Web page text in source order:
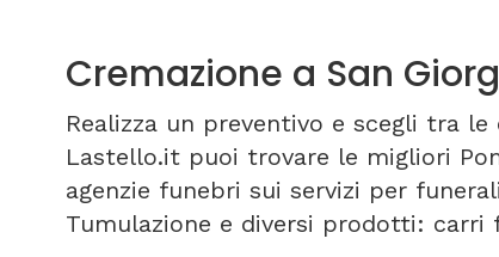
Cremazione a San
Realizza un preventivo e scegli tra le
Lastello.it puoi trovare le migliori
agenzie funebri sui servizi per
Tumulazione e diversi prodotti: carri